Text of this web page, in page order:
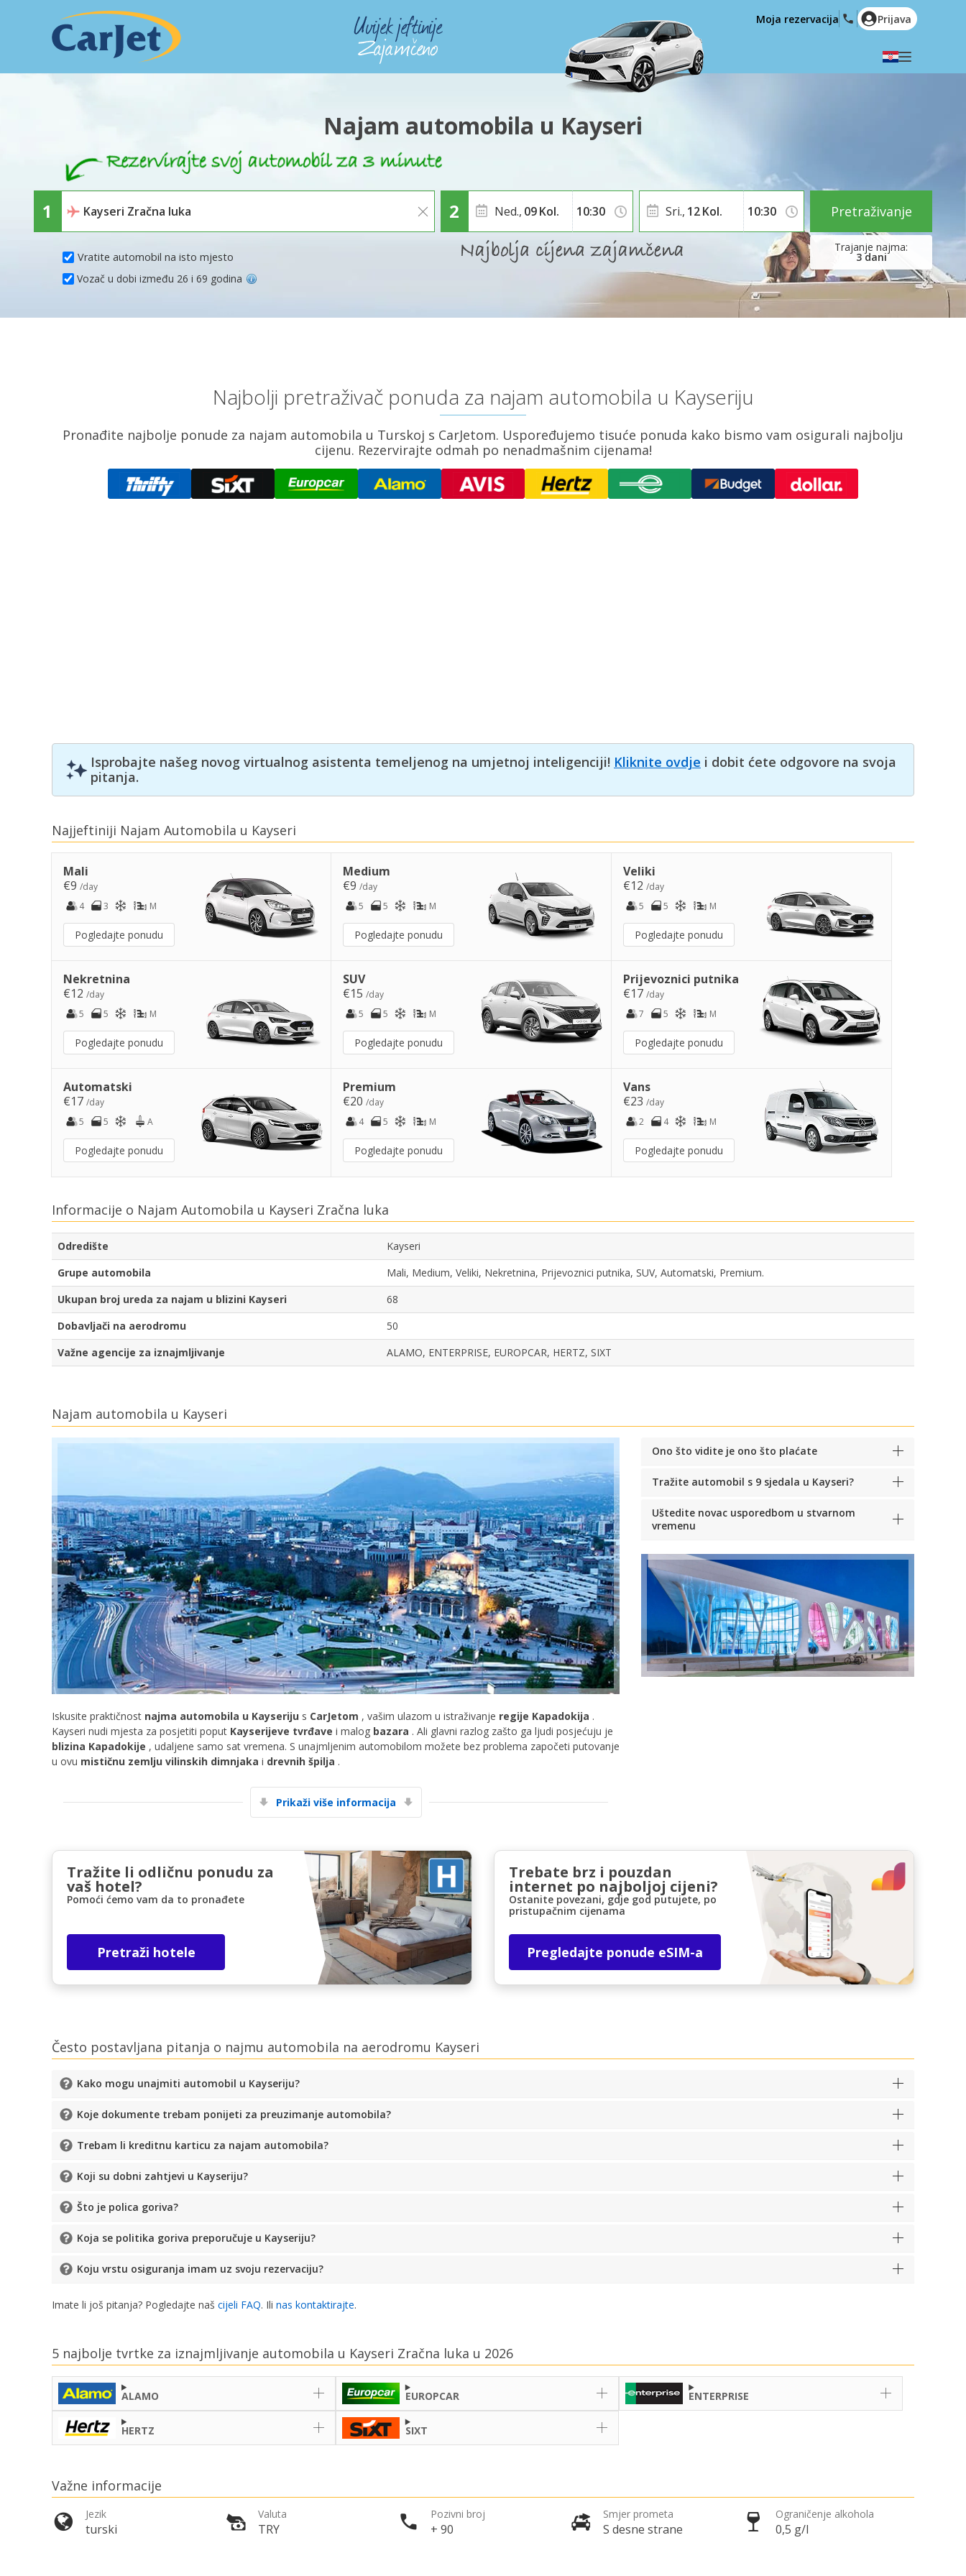
Posebni popusti
Pristupite ekskluzivnim ponudama naših
English (US)
Polski
Türkçe
Română
Ελληνικά
Hrvatski
العربية
Moja rezervacija Prijava
Najam automobila u Kayseri
Vratite automobil na isto mjesto
Ned., 09Kol.
3 dani
Sri., 12Kol.
Vozač u dobi između 26 i 69 godina
Pretraživanje
Najbolji pretraživač ponuda za najam automobila u Kayseriju
Pronađite najbolje ponude za najam automobila u Turskoj s CarJetom. Uspoređujemo tisuće ponuda kako bismo vam osigurali najbolju
cijenu. Rezervirajte odmah po nenadmašnim cijenama!
Isprobajte našeg novog virtualnog asistenta temeljenog na umjetnoj inteligenciji! Kliknite ovdje i dobit ćete odgovore na svoja
pitanja.
Najjeftiniji Najam Automobila u Kayseri
Mali
€9 /day
4
3 M
Pogledajte ponudu
Medium
€9/day
5
5 M
Pogledajte ponudu
Veliki
€12 /day
5
5 M
Pogledajte ponudu
Nekretnina
€12 /day
5
5 M
Pogledajte ponudu
SUV
€15/day
5
5 M
Pogledajte ponudu
Prijevoznici putnika
€17 /day
7
5 M
Pogledajte ponudu
Automatski
€17 /day
5
5 A
Pogledajte ponudu
Premium
€20/day
4
5 M
Pogledajte ponudu
Vans
€23 /day
2
4 M
Pogledajte ponudu
Informacije o Najam Automobila u Kayseri Zračna luka
Odredište
Kayseri
Grupe automobila
Mali, Medium, Veliki, Nekretnina, Prijevoznici putnika, SUV, Automatski, Premium.
Ukupan broj ureda za najam u blizini Kayseri
68
Dobavljači na aerodromu
50
Važne agencije za iznajmljivanje
ALAMO, ENTERPRISE, EUROPCAR, HERTZ, SIXT
Najam automobila u Kayseri
Iskusite praktičnost najma automobila u Kayseriju s CarJetom , vašim ulazom u istraživanje regije Kapadokija .
Kayseri nudi mjesta za posjetiti poput Kayserijeve tvrđave i malog bazara . Ali glavni razlog zašto ga ljudi posjećuju je
blizina Kapadokije , udaljene samo sat vremena. S unajmljenim automobilom možete bez problema započeti putovanje
u ovu mističnu zemlju vilinskih dimnjaka i drevnih špilja .
Prikaži više informacija
Ono što vidite je ono što plaćate
Tražite automobil s 9 sjedala u Kayseri?
Uštedite novac usporedbom u stvarnom
vremenu
Tražite li odličnu ponudu za
vaš hotel?
Pomoći ćemo vam da to pronađete
Pretraži hotele
Trebate brz i pouzdan
internet po najboljoj cijeni?
Ostanite povezani, gdje god putujete, po
pristupačnim cijenama
Pregledajte ponude eSIM-a
Često postavljana pitanja o najmu automobila na aerodromu Kayseri
Kako mogu unajmiti automobil u Kayseriju?
Koje dokumente trebam ponijeti za preuzimanje automobila?
Trebam li kreditnu karticu za najam automobila?
Koji su dobni zahtjevi u Kayseriju?
Što je polica goriva?
Koja se politika goriva preporučuje u Kayseriju?
Koju vrstu osiguranja imam uz svoju rezervaciju?
Imate li još pitanja? Pogledajte naš cijeli FAQ. Ili nas kontaktirajte.
5 najbolje tvrtke za iznajmljivanje automobila u Kayseri Zračna luka u 2026
ALAMO EUROPCAR ENTERPRISE
HERTZ SIXT
Važne informacije
Jezik
turski
Valuta
TRY
Pozivni broj
+ 90
Smjer prometa
S desne strane
Ograničenje alkohola
0,5 g/l